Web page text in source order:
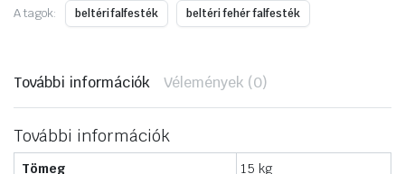
L
mennyiség
A tagok: beltéri falfesték beltéri fehér falfesték
További információk Vélemények (0)
További információk
Tömeg 15 kg